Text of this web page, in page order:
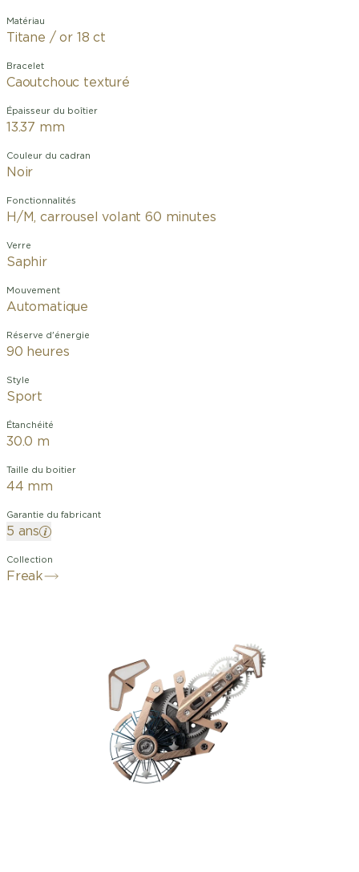
Matériau
Titane / or 18 ct
Bracelet
Caoutchouc texturé
Épaisseur du boîtier
13.37 mm
Couleur du cadran
Noir
Fonctionnalités
H/M, carrousel volant 60 minutes
Verre
Saphir
Mouvement
Automatique
Réserve d'énergie
90 heures
Style
Sport
Étanchéité
30.0 m
Taille du boitier
44 mm
Garantie du fabricant
5 ans
Collection
Freak
le calibre Manufacture UN-240, un
mouvement automatique doté d'une
réserve de marche de 90 heures. Le
mouvement à carrousel volant tourne
autour de son propre axe et est doté
d'un oscillateur et d'un spiral
surdimensionnés en silicium.
L'échappement est traité avec